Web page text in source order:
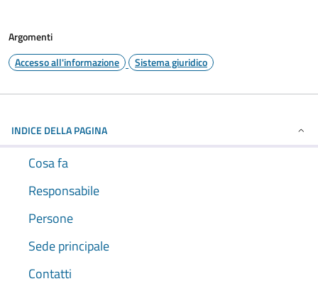
Argomenti
Accesso all'informazione
Sistema giuridico
INDICE DELLA PAGINA
Cosa fa
Responsabile
Persone
Sede principale
Contatti